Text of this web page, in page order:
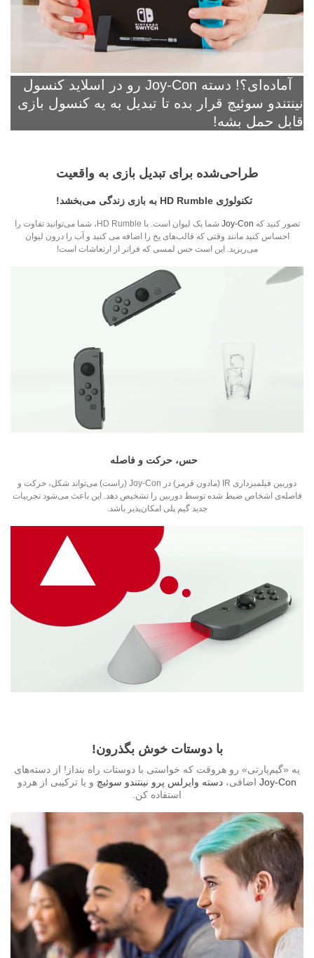
آماده‌ای؟! دسته Joy‑Con رو در اسلاید کنسول
نینتندو سوئیچ قرار بده تا تبدیل به یه کنسول بازی
قابل حمل بشه!
طراحی‌شده برای تبدیل بازی به واقعیت
تکنولوژی HD Rumble به بازی زندگی می‌بخشد!
تصور کنید که Joy-Con
شما یک لیوان است. با HD Rumble، شما می‌توانید تفاوت را
احساس کنید مانند وقتی که قالب‌های یخ را اضافه می کنید و آب را درون لیوان
می‌ریزید. این است حس لمسی که فراتر از ارتعاشات است!
حس، حرکت و فاصله
دوربین فیلمبرداری IR (مادون قرمز) در Joy-Con (راست) می‌تواند شکل، حرکت و
فاصله‌ی اشخاص ضبط شده توسط دوربین را تشخیص دهد. این باعث می‌شود تجربیات
جدید گیم پلی امکان‌پذیر باشد.
با دوستات خوش بگذرون!
یه «گیم‌پارتی» رو هروقت که خواستی با دوستات راه بنداز! از دسته‌های
Joy‑Con اضافی، دسته وایرلس پرو نینتندو سوئیچ و یا ترکیبی از هردو
استفاده کن.